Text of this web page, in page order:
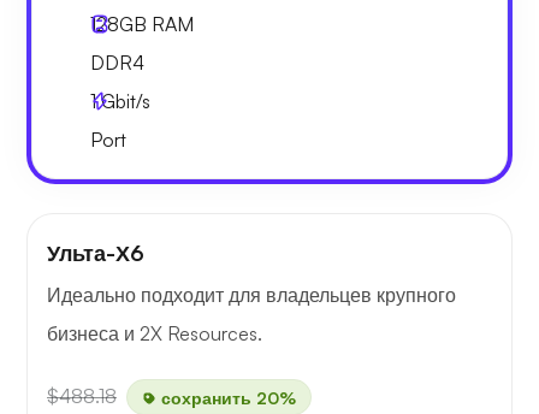
128GB RAM
DDR4
1Gbit/s
Port
Ульта-Х6
Идеально подходит для владельцев крупного
бизнеса и 2X Resources.
$488.18 сохранить 20%